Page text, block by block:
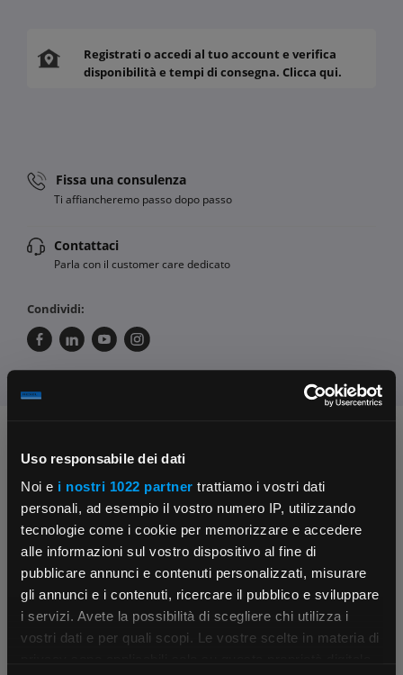
Uso responsabile dei dati
Noi e i nostri 1022 partner trattiamo i vostri dati
personali, ad esempio il vostro numero IP, utilizzando
tecnologie come i cookie per memorizzare e accedere
alle informazioni sul vostro dispositivo al fine di
pubblicare annunci e contenuti personalizzati, misurare
gli annunci e i contenuti, ricercare il pubblico e sviluppare
i servizi. Avete la possibilità di scegliere chi utilizza i
vostri dati e per quali scopi. Le vostre scelte in materia di
×
Registrati o accedi al tuo account e verifica
disponibilità e tempi di consegna. Clicca qui.
Fissa una consulenza
Ti affiancheremo passo dopo passo
Contattaci
Parla con il customer care dedicato
Condividi:
Contattaci
Parla con il customer care dedicato
Fissa una consulenza
Ti affiancheremo passo dopo passo